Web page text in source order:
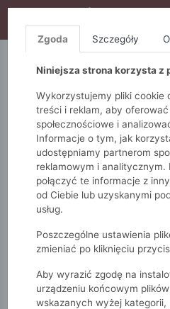
S10), DODATKOWE 15%
5.10.15.
Monnari Zobacz wszystko
MIDI
Zgoda Szczegóły
Niniejsza strona korzysta z
Wykorzystujemy pliki cookie
treści i reklam, aby
społecznościowe i
Informacje o tym, jak
udostępniamy partnerom
reklamowym i analitycznym.
połączyć te informacje z
od Ciebie lub uzyskanymi
usług.
Poszczególne ustawienia
zmieniać po kliknięciu
Aby wyrazić zgodę na
urządzeniu końcowym
wskazanych wyżej kategorii,